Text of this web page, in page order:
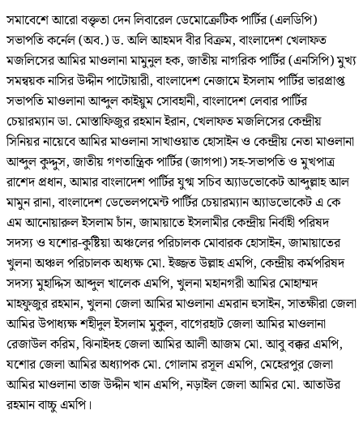
সমাবেশে আরো বক্তৃতা দেন লিবারেল ডেমোক্রেটিক পার্টির (এলডিপি)
সভাপতি কর্নেল (অব.) ড. অলি আহমদ বীর বিক্রম, বাংলাদেশ খেলাফত
মজলিসের আমির মাওলানা মামুনুল হক, জাতীয় নাগরিক পার্টির (এনসিপি) মুখ্য
সমন্বয়ক নাসির উদ্দীন পাটোয়ারী, বাংলাদেশ নেজামে ইসলাম পার্টির ভারপ্রাপ্ত
সভাপতি মাওলানা আব্দুল কাইয়ুম সোবহানী, বাংলাদেশ লেবার পার্টির
চেয়ারম্যান ডা. মোস্তাফিজুর রহমান ইরান, খেলাফত মজলিসের কেন্দ্রীয়
সিনিয়র নায়েবে আমির মাওলানা সাখাওয়াত হোসাইন ও কেন্দ্রীয় নেতা মাওলানা
আব্দুল কুদ্দুস, জাতীয় গণতান্ত্রিক পার্টির (জাগপা) সহ-সভাপতি ও মুখপাত্র
রাশেদ প্রধান, আমার বাংলাদেশ পার্টির যুগ্ম সচিব অ্যাডভোকেট আব্দুল্লাহ আল
মামুন রানা, বাংলাদেশ ডেভেলপমেন্ট পার্টির চেয়ারম্যান অ্যাডভোকেট এ কে
এম আনোয়ারুল ইসলাম চাঁন, জামায়াতে ইসলামীর কেন্দ্রীয় নির্বাহী পরিষদ
সদস্য ও যশোর-কুষ্টিয়া অঞ্চলের পরিচালক মোবারক হোসাইন, জামায়াতের
খুলনা অঞ্চল পরিচালক অধ্যক্ষ মো. ইজ্জত উল্লাহ এমপি, কেন্দ্রীয় কর্মপরিষদ
সদস্য মুহাদ্দিস আব্দুল খালেক এমপি, খুলনা মহানগরী আমির মোহাম্মদ
মাহফুজুর রহমান, খুলনা জেলা আমির মাওলানা এমরান হুসাইন, সাতক্ষীরা জেলা
আমির উপাধ্যক্ষ শহীদুল ইসলাম মুকুল, বাগেরহাট জেলা আমির মাওলানা
রেজাউল করিম, ঝিনাইদহ জেলা আমির আলী আজম মো. আবু বক্কর এমপি,
যশোর জেলা আমির অধ্যাপক মো. গোলাম রসূল এমপি, মেহেরপুর জেলা
আমির মাওলানা তাজ উদ্দীন খান এমপি, নড়াইল জেলা আমির মো. আতাউর
রহমান বাচ্চু এমপি।